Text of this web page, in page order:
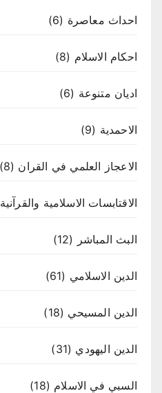
احداث معاصرة (6)
احكام الاسلام (8)
اديان متنوعة (6)
الاحمدية (9)
الاعجاز العلمي في القران (8)
الاقتابسات الاسلامية والقرآنية
البث المباشر (12)
الدين الاسلامي (61)
الدين المسيحي (18)
الدين اليهودي (31)
السبي في الاسلام (18)